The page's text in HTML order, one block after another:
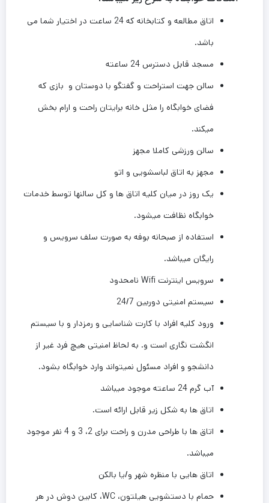
اتاق مطالعه و کتابخانه که 24 ساعت در اختیار شما می
باشد.
مسجد قابل دسترس 24 ساعته
سالن جهت استراحت و گفتگو با دوستان و بازی که
فضای خوابگاه را مثل خانه برایتان راحت و ارام بخش
میکند.
سالن ورزشی کاملا مجهز
مجهز به اتاق لباسشویی و اتو
یک روز در میان کلیه اتاق ها و کل سالنها توسط خدمات
خوابگاه نظافت میشود.
استفاده از صبحانه بوفه به صورت سلف سرویس و
رایگان میباشد.
سرویس اینترنت Wifi نامحدود
سیستم امنیتی دوربین 24/7
ورود کلیه افراد با کارت شناسایی و رمزدار و با سیستم
انگشت نگاری است و. به لحاظ امنیتی هیچ فرد غیر از
دانشجو و افراد مسئول نمیتواند وارد خوابگاه بشود.
آب گرم 24 ساعته موجود میباشد
اتاق ها به شکل زیر قابل ارائه است.
اتاق ها با طراحی مدرن و راحت برای 2، 3 و 4 نفر موجود
میباشد.
اتاق هایی با منظره شهر و/یا بالکن
حمام با دستشویی هیلتون، WC، کابین دوش در هر